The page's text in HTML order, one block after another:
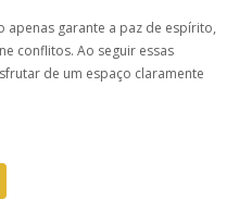
apenas garante a paz de espírito,
conflitos. Ao seguir essas
de um espaço claramente